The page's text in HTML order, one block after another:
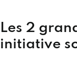
Les 2
initiative